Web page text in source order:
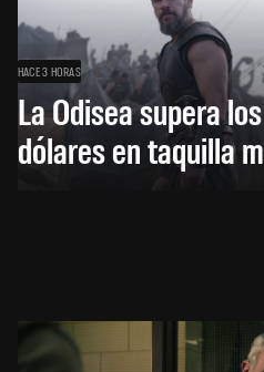
HACE 3 HORAS
La Odisea supera
dólares en taquilla